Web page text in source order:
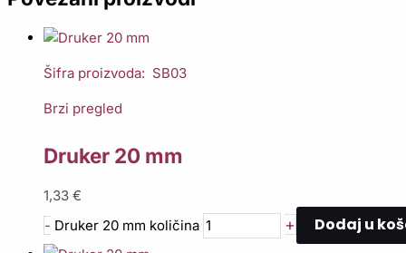
Šifra proizvoda: SB03
Brzi pregled
Druker 20 mm
1,33 €
- Druker 20 mm količina + Dodaj u